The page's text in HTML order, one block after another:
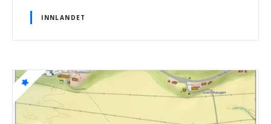
INNLANDET